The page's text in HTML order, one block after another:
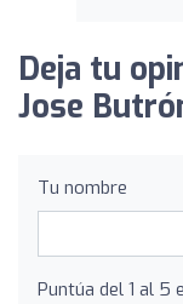
Deja tu
Jose
Tu nombre
Puntúa del 1 al 5